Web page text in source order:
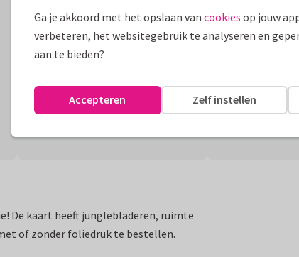
De kaart heeft junglebladeren, ruimte
of zonder foliedruk te bestellen.
Ga je akkoord met het opslaan van cookies op jouw
verbeteren, het websitegebruik te analyseren en
aan te bieden?
Zelf instellen
Accepteren